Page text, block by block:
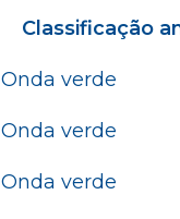
Classificação
Onda verde
Onda verde
Onda verde